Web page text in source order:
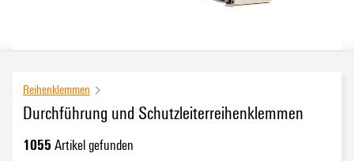
Reihenklemmen
Durchführung und Schutzleiterreihenklemmen
1055 Artikel gefunden